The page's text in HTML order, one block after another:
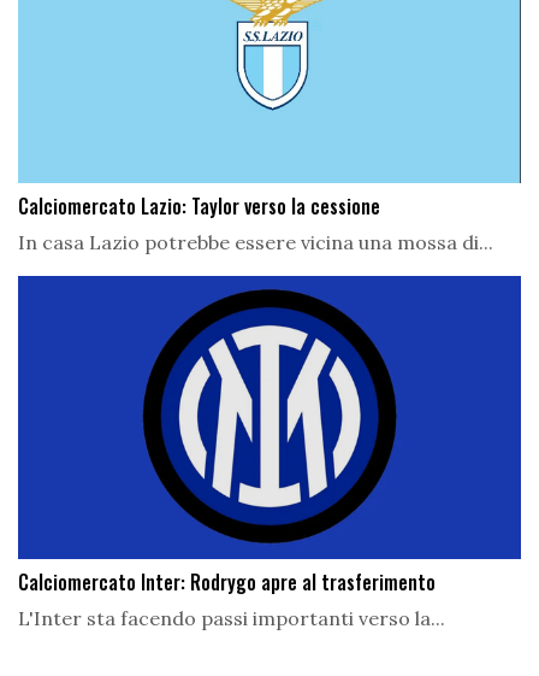
Calciomercato Lazio: Taylor verso la cessione
In casa Lazio potrebbe essere vicina una mossa di...
Calciomercato Inter: Rodrygo apre al trasferimento
L'Inter sta facendo passi importanti verso la...